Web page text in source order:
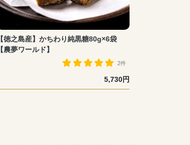
【徳之島産】かちわり純黒糖80g×6袋
【農夢ワールド】
2件
5,730円